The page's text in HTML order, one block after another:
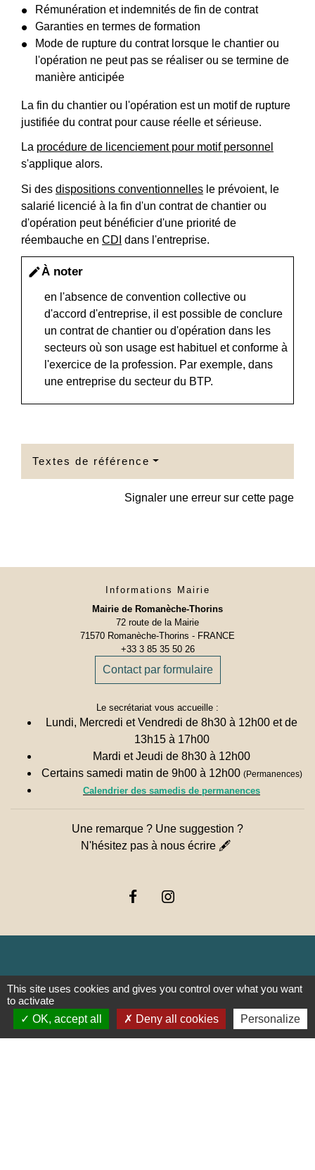
Rémunération et indemnités de fin de contrat
Garanties en termes de formation
Mode de rupture du contrat lorsque le chantier ou
l'opération ne peut pas se réaliser ou se termine de
manière anticipée
La fin du chantier ou l'opération est un motif de rupture
justifiée du contrat pour cause réelle et sérieuse.
La procédure de licenciement pour motif personnel
s'applique alors.
Si des dispositions conventionnelles le prévoient, le
salarié licencié à la fin d'un contrat de chantier ou
d'opération peut bénéficier d'une priorité de
réembauche en CDI dans l'entreprise.
editÀ noter
en l'absence de convention collective ou
d'accord d'entreprise, il est possible de conclure
un contrat de chantier ou d'opération dans les
secteurs où son usage est habituel et conforme à
l'exercice de la profession. Par exemple, dans
une entreprise du secteur du BTP.
Textes de référence
Signaler une erreur sur cette page
Informations Mairie
Mairie de Romanèche-Thorins
72 route de la Mairie
71570 Romanèche-Thorins - FRANCE
+33 3 85 35 50 26
Contact par formulaire
Le secrétariat vous accueille :
Lundi, Mercredi et Vendredi de 8h30 à 12h00 et de
13h15 à 17h00
Mardi et Jeudi de 8h30 à 12h00
Certains samedi matin de 9h00 à 12h00 (Permanences)
Calendrier des samedis de permanences
Une remarque ? Une suggestion ?
N'hésitez pas à nous écrire 🖋
Liens
PREFECTURE DE SAÔNE ET
LOIRE
This site uses cookies and gives you control over what you want
to activate
OK, accept all
Deny all cookies Personalize